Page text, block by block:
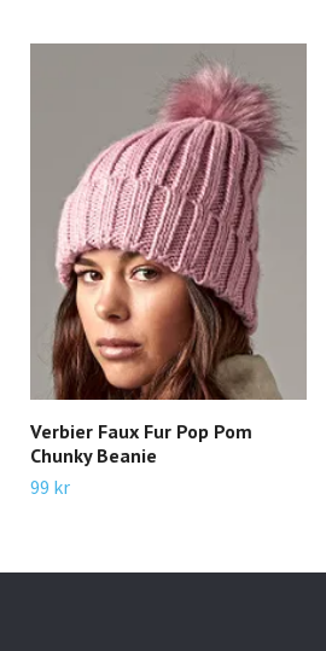
Verbier Faux Fur Pop Pom
Chunky Beanie
99 kr